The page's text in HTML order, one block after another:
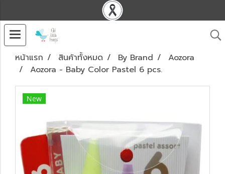
หน้าแรก สินค้าทั้งหมด By Brand
Aozora
Aozora - Baby Color Pastel 6 pcs.
New